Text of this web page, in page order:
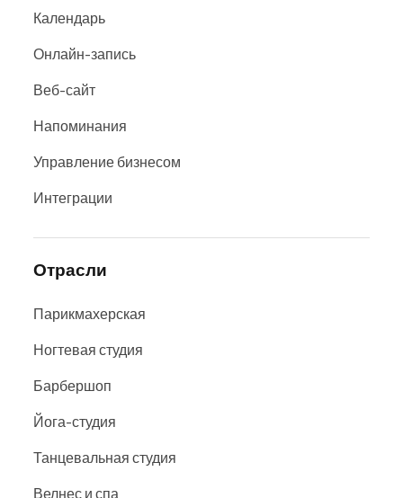
Календарь
Онлайн-запись
Веб-сайт
Напоминания
Управление бизнесом
Интеграции
Отрасли
Парикмахерская
Ногтевая студия
Барбершоп
Йога-студия
Танцевальная студия
Велнес и спа